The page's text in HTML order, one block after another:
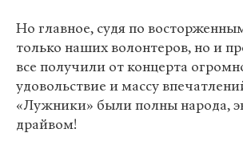
Но главное, судя по
только наших волонтеров, но и
все получили от концерта
удовольствие и массу
«Лужники» были полны народа,
драйвом!